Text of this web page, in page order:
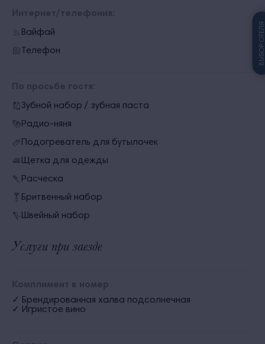
Вайфай
Телефон
Зубной набор / зубная паста
Радио-няня
Подогреватель для бутылочек
Щетка для одежды
Расческа
Бритвенный набор
Швейный набор
Услуги при заезде
✓ Брендированная халва подсолнечная
✓ Игристое вино
ВЫБОР ОТЕЛЯ